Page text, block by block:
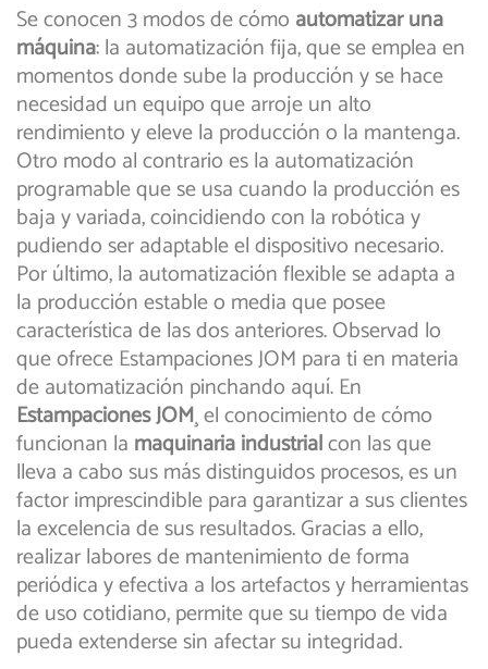
Se conocen 3 modos de cómo automatizar una
máquina: la automatización fija, que se emplea en
momentos donde sube la producción y se hace
necesidad un equipo que arroje un alto
rendimiento y eleve la producción o la mantenga.
Otro modo al contrario es la automatización
programable que se usa cuando la producción es
baja y variada, coincidiendo con la robótica y
pudiendo ser adaptable el dispositivo necesario.
Por último, la automatización flexible se adapta a
la producción estable o media que posee
característica de las dos anteriores. Observad lo
que ofrece Estampaciones JOM para ti en materia
de automatización pinchando aquí. En
Estampaciones JOM¸ el conocimiento de cómo
funcionan la maquinaria industrialcon las que
lleva a cabo sus más distinguidos procesos, es un
factor imprescindible para garantizar a sus clientes
la excelencia de sus resultados. Gracias a ello,
realizar labores de mantenimiento de forma
periódica y efectiva a los artefactos y herramientas
de uso cotidiano, permite que su tiempo de vida
pueda extenderse sin afectar su integridad.